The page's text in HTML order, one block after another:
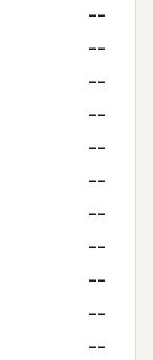
--
--
--
--
--
--
--
--
--
--
--